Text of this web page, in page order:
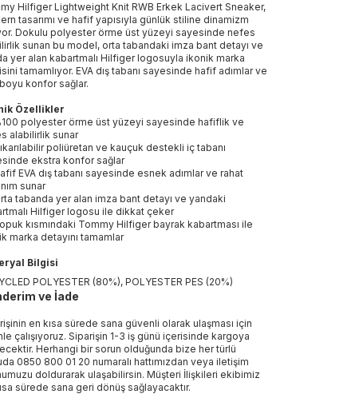
Hilfiger Lightweight Knit RWB Erkek Lacivert Sneaker,
tasarımı ve hafif yapısıyla günlük stiline dinamizm
Dokulu polyester örme üst yüzeyi sayesinde nefes
sunan bu model, orta tabandaki imza bant detayı ve
yer alan kabartmalı Hilfiger logosuyla ikonik marka
tamamlıyor. EVA dış tabanı sayesinde hafif adımlar ve
konfor sağlar.
Özellikler
polyester örme üst yüzeyi sayesinde hafiflik ve
alabilirlik sunar
poliüretan ve kauçuk destekli iç tabanı
ekstra konfor sağlar
EVA dış tabanı sayesinde esnek adımlar ve rahat
sunar
tabanda yer alan imza bant detayı ve yandaki
Hilfiger logosu ile dikkat çeker
kısmındaki Tommy Hilfiger bayrak kabartması ile
marka detayını tamamlar
Bilgisi
POLYESTER (80%), POLYESTER PES (20%)
ve İade
en kısa sürede sana güvenli olarak ulaşması için
çalışıyoruz. Siparişin 1-3 iş günü içerisinde kargoya
Herhangi bir sorun olduğunda bize her türlü
0850 800 01 20 numaralı hattımızdan veya iletişim
doldurarak ulaşabilirsin. Müşteri İlişkileri ekibimiz
sürede sana geri dönüş sağlayacaktır.